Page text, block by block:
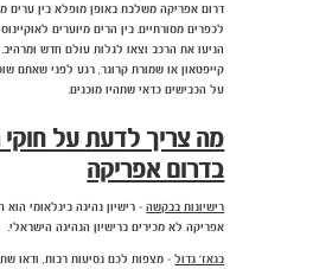
דרום אפריקה משלבת באופן מופלא בין ערים
לכפרים מסורתיים. בין הרים מיוערים
הניעו את הרכב וצאו לגלות עולם חדש ומרהיב.
קייפטאון או שמורת קרוגר, רגע לפני שאתם
על הכבישים כדאי שתהיו מוכנים.
מה צריך לדעת על חוקי
בדרום אפריקה
רישיונות בבקשה- רישיון נהיגה בינלאומי הוא
אפריקה לא מכירים ברישיון הנהיגה הישראלי.
בגאז' גדול- מצפות לכם נסיעות רבות, ודאו